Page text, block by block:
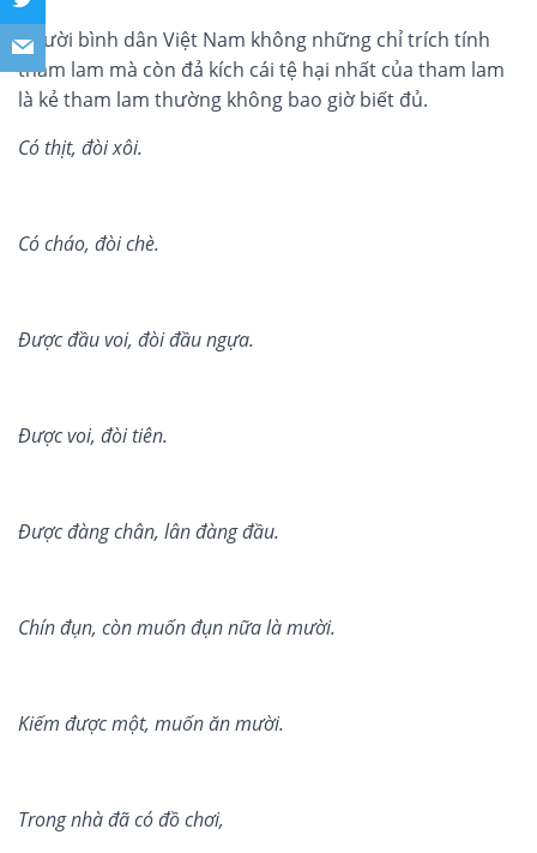
Người bình dân Việt Nam không những chỉ trích tính
tham lam mà còn đả kích cái tệ hại nhất của tham lam
là kẻ tham lam thường không bao giờ biết đủ.
Có thịt, đòi xôi.
Có cháo, đòi chè.
Được đầu voi, đòi đầu ngựa.
Được voi, đòi tiên.
Được đàng chân, lân đàng đầu.
Chín đụn, còn muốn đụn nữa là mười.
Kiếm được một, muốn ăn mười.
Trong nhà đãcó đồchơi,